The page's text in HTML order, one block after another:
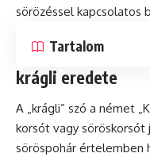
sörözéssel kapcsolatos
Tartalom
krágli eredete
A „krágli” szó a német
korsót vagy söröskorsót
söröspohár értelemben